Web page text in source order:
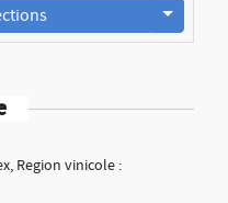
Region vinicole :